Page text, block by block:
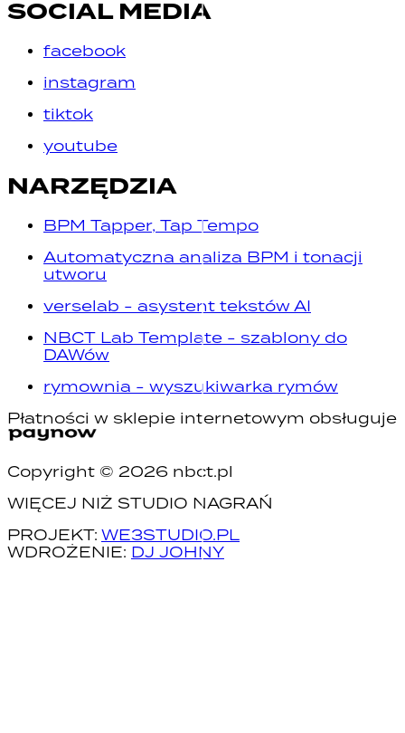
SOCIAL MEDIA
facebook
instagram
tiktok
youtube
NARZĘDZIA
BPM Tapper, Tap Tempo
Automatyczna analiza BPM i tonacji
utworu
verselab - asystent tekstów AI
NBCT Lab Template - szablony do
DAWów
rymownia - wyszukiwarka rymów
Płatności w sklepie internetowym obsługuje
Copyright © 2026 nbct.pl
WIĘCEJ NIŻ STUDIO NAGRAŃ
PROJEKT: WE3STUDIO.PL
WDROŻENIE: DJ JOHNY